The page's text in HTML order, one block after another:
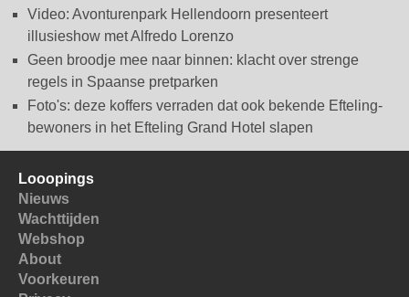
Video: Avonturenpark Hellendoorn presenteert
illusieshow met Alfredo Lorenzo
Geen broodje mee naar binnen: klacht over strenge
regels in Spaanse pretparken
Foto's: deze koffers verraden dat ook bekende Efteling-
bewoners in het Efteling Grand Hotel slapen
Looopings
Nieuws
Wachttijden
Webshop
About
Voorkeuren